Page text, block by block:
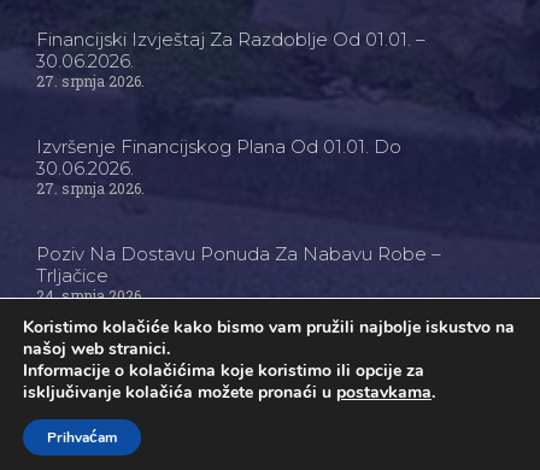
Financijski Izvještaj Za Razdoblje Od 01.01. –
30.06.2026.
27. srpnja 2026.
Izvršenje Financijskog Plana Od 01.01. Do
30.06.2026.
27. srpnja 2026.
Poziv Na Dostavu Ponuda Za Nabavu Robe –
Trljačice
24. srpnja 2026.
Ⓒ Dom Za Starije Osobe Ksaver - Sva Prava Pridržana
Koristimo kolačiće kako bismo vam pružili najbolje iskustvo na
našoj web stranici.
Informacije o kolačićima koje koristimo ili opcije za
isključivanje kolačića možete pronaći u postavkama.
Prihvaćam